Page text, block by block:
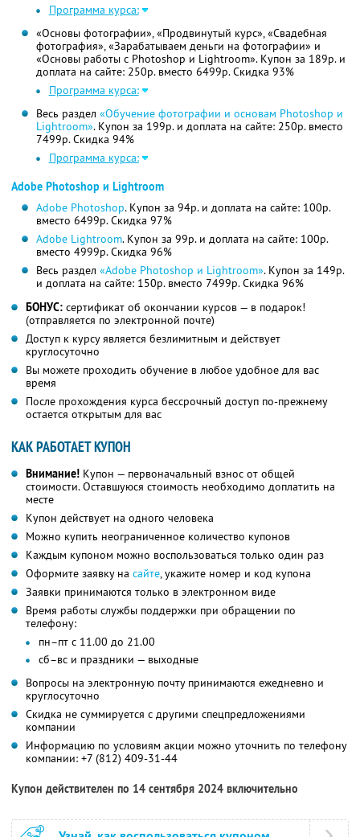
Программа курса:
«Основы фотографии», «Продвинутый курс», «Свадебная
фотография», «Зарабатываем деньги на фотографии» и
«Основы работы с Photoshop и Lightroom». Купон за 189р. и
доплата на сайте: 250р. вместо 6499р. Скидка 93%
Программа курса:
Весь раздел «Обучение фотографии и основам Photoshop и
Lightroom». Купон за 199р. и доплата на сайте: 250р. вместо
7499р. Скидка 94%
Программа курса:
Adobe Photoshop и Lightroom
Adobe Photoshop. Купон за 94р. и доплата на сайте: 100р.
вместо 6499р.Скидка 97%
Adobe Lightroom. Купон за 99р. и доплата на сайте: 100р.
вместо 4999р.Скидка 96%
Весь раздел «Adobe Photoshop и Lightroom». Купон за 149р.
и доплата на сайте: 150р. вместо 7499р. Скидка 96%
БОНУС: сертификат об окончании курсов — в подарок!
(отправляется по электронной почте)
Доступ к курсу является безлимитным и действует
круглосуточно
Вы можете проходить обучение в любое удобное для вас
время
После прохождения курса бессрочный доступ по-прежнему
остается открытым для вас
КАК РАБОТАЕТ КУПОН
Внимание! Купон — первоначальный взнос от общей
стоимости. Оставшуюся стоимость необходимо доплатить на
месте
Купон действует на одного человека
Можно купить неограниченное количество купонов
Каждым купоном можно воспользоваться только один раз
Оформите заявку на сайте, укажите номер и код купона
Заявки принимаются только в электронном виде
Время работы службы поддержки при обращении по
телефону:
пн–пт с 11.00 до 21.00
сб–вс и праздники — выходные
Вопросы на электронную почту принимаются ежедневно и
круглосуточно
Скидка не суммируется с другими спецпредложениями
компании
Информацию по условиям акции можно уточнить по телефону
компании: +7 (812) 409-31-44
Купон действителен по 14 сентября 2024 включительно